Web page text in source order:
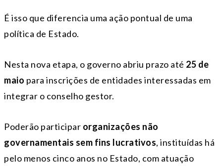
É isso que diferencia uma ação pontual de uma
política de Estado.
Nesta nova etapa, o governo abriu prazo até 25 de
maio para inscrições de entidades interessadas em
integrar o conselho gestor.
Poderão participar organizações não
governamentais sem fins lucrativos, instituídas há
pelo menos cinco anos no Estado, com atuação